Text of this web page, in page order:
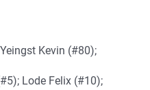
Kevin (#80);
Lode Felix (#10);